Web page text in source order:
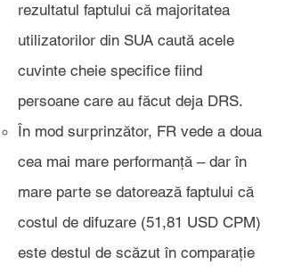
rezultatul faptului că majoritatea
utilizatorilor din SUA caută acele
cuvinte cheie specifice fiind
persoane care au făcut deja DRS.
În mod surprinzător, FR vede a doua
cea mai mare performanță – dar în
mare parte se datorează faptului că
costul de difuzare (51,81 USD CPM)
este destul de scăzut în comparație